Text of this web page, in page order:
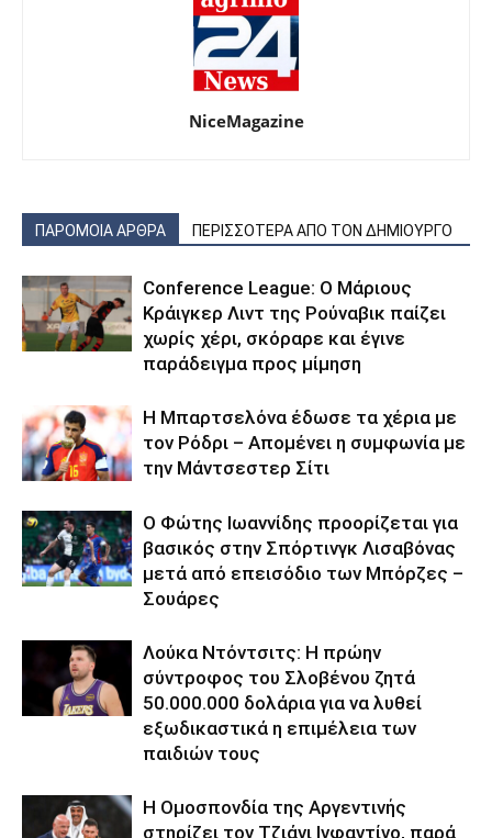
NiceMagazine
ΠΑΡΟΜΟΙΑ ΑΡΘΡΑ ΠΕΡΙΣΣΟΤΕΡΑ ΑΠΟ ΤΟΝ ΔΗΜΙΟΥΡΓΟ
Conference League: Ο Μάριους
Κράιγκερ Λιντ της Ρούναβικ παίζει
χωρίς χέρι, σκόραρε και έγινε
παράδειγμα προς μίμηση
Η Μπαρτσελόνα έδωσε τα χέρια με
τον Ρόδρι – Απομένει η συμφωνία με
την Μάντσεστερ Σίτι
Ο Φώτης Ιωαννίδης προορίζεται για
βασικός στην Σπόρτινγκ Λισαβόνας
μετά από επεισόδιο των Μπόρζες –
Σουάρες
Λούκα Ντόντσιτς: Η πρώην
σύντροφος του Σλοβένου ζητά
50.000.000 δολάρια για να λυθεί
εξωδικαστικά η επιμέλεια των
παιδιών τους
Η Ομοσπονδία της Αργεντινής
στηρίζει τον Τζιάνι Ινφαντίνο, παρά